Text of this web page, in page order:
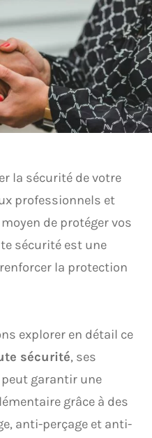
la sécurité de votre
professionnels et
de protéger vos
sécurité est une
la protection
explorer en détail ce
sécurité, ses
garantir une
grâce à des
anti-perçage et anti-